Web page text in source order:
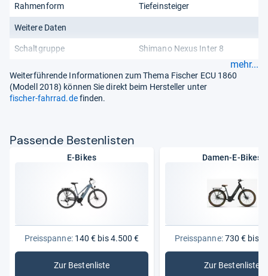
Rahmenform Tiefeinsteiger
Weitere Daten
Schaltgruppe Shimano Nexus Inter 8
mehr...
Weiterführende Informationen zum Thema Fischer ECU 1860
(Modell 2018) können Sie direkt beim Hersteller unter
fischer-fahrrad.definden.
Pas­sende Bes­ten­lis­ten
E-Bikes
Preisspanne:140 € bis 4.500 €
Zur Bestenliste
: E-Bikes
Damen-E-Bikes
Preisspanne:730 € bis
Zur Bestenliste
: Damen-